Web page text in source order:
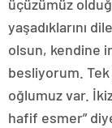
üçüzümüz
yaşadıklarını
olsun, kendine
besliyorum.
oğlumuz var.
hafif esmer”